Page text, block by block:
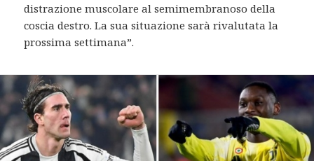
distrazione muscolare al semimembranoso della
coscia destro. La sua situazione sarà rivalutata la
prossima settimana”.